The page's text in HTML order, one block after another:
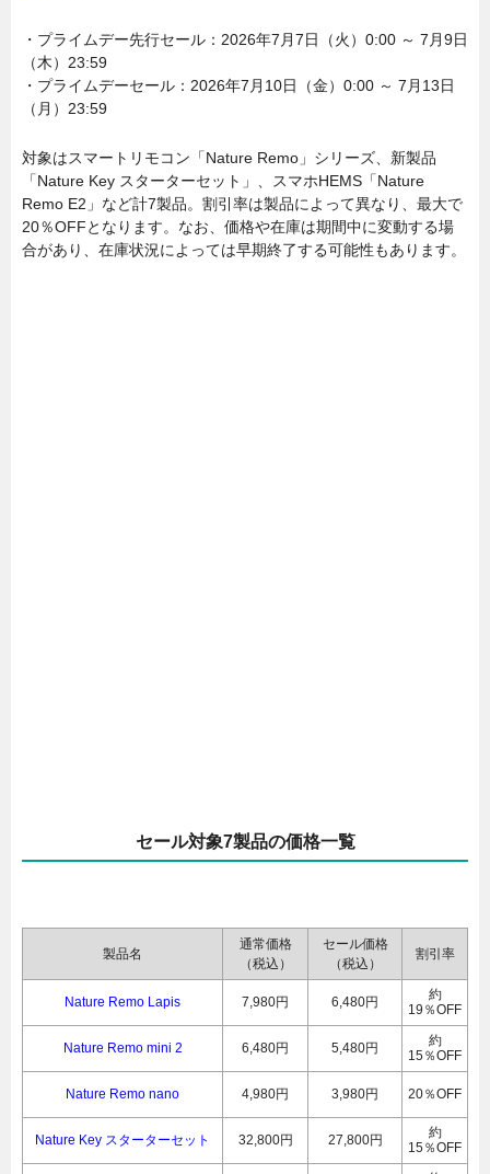
・プライムデー先行セール：2026年7月7日（火）0:00 ～ 7月9日
（木）23:59
・プライムデーセール：2026年7月10日（金）0:00 ～ 7月13日
（月）23:59
対象はスマートリモコン「Nature Remo」シリーズ、新製品
「Nature Key スターターセット」、スマホHEMS「Nature
Remo E2」など計7製品。割引率は製品によって異なり、最大で
20％OFFとなります。なお、価格や在庫は期間中に変動する場
合があり、在庫状況によっては早期終了する可能性もあります。
セール対象7製品の価格一覧
製品名
通常価格
（税込）
セール価格
（税込）
割引率
Nature Remo Lapis 7,980円 6,480円
約
19％OFF
Nature Remo mini 2 6,480円 5,480円
約
15％OFF
Nature Remo nano 4,980円 3,980円 20％OFF
Nature Key スターターセット 32,800円 27,800円
約
15％OFF